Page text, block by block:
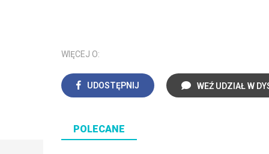
WIĘCEJ O:
UDOSTĘPNIJ WEŹ UDZIAŁ W
POLECANE